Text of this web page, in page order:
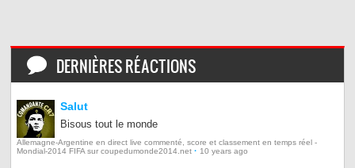
DERNIÈRES RÉACTIONS
Salut
Bisous tout le monde
Allemagne-Argentine en direct live commenté, score et classement en temps réel -
Mondial-2014 FIFA sur coupedumonde2014.net · 10 years ago